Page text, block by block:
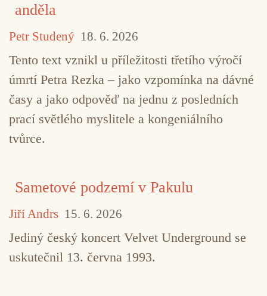
anděla
Petr Studený 18. 6. 2026
Tento text vznikl u příležitosti třetího výročí
úmrtí Petra Rezka – jako vzpomínka na dávné
časy a jako odpověď na jednu z posledních
prací světlého myslitele a kongeniálního
tvůrce.
Sametové podzemí v Pakulu
Jiří Andrs 15. 6. 2026
Jediný český koncert Velvet Underground se
uskutečnil 13. června 1993.